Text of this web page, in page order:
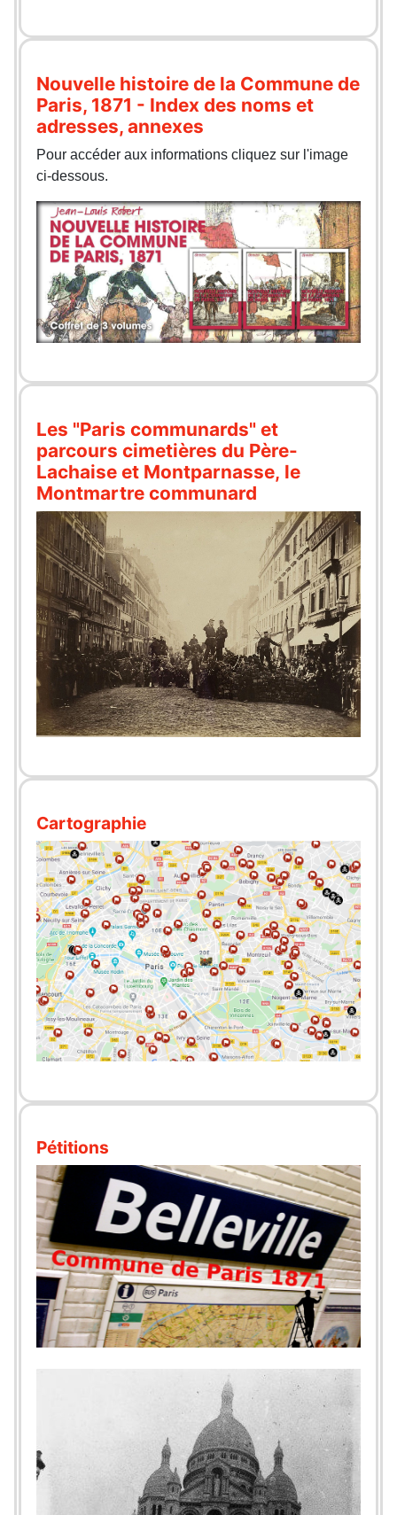
Nouvelle histoire de la Commune de
Paris, 1871 - Index des noms et
adresses, annexes
Pour accéder aux informations cliquez sur l'image
ci-dessous.
Les "Paris communards" et
parcours cimetières du Père-
Lachaise et Montparnasse, le
Montmartre communard
Cartographie
Pétitions